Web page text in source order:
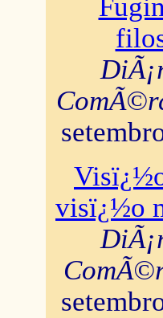
visï¿½o